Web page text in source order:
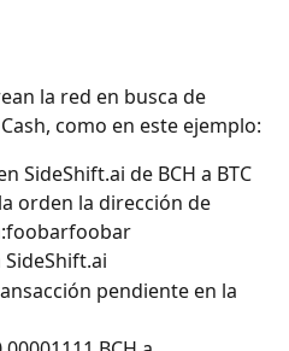
la red en busca de
como en este ejemplo:
SideShift.ai de BCH a BTC
orden la dirección de
SideShift.ai
pendiente en la